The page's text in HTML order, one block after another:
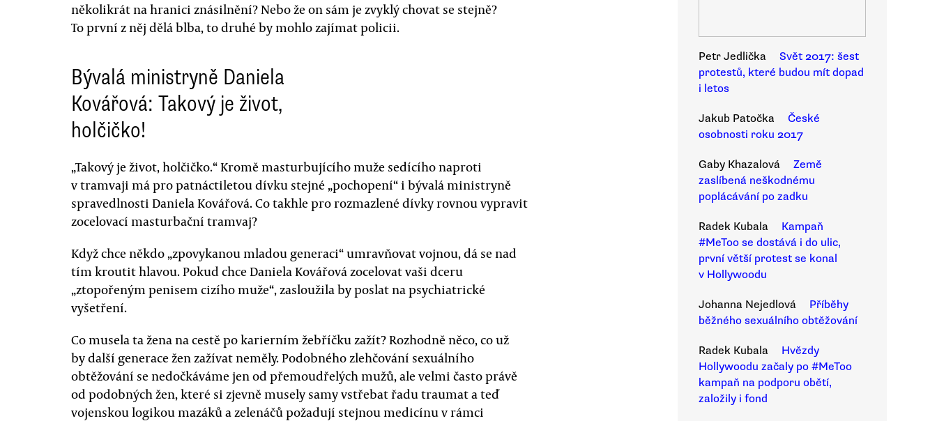
několikrát na hranici znásilnění? Nebo že on sám je zvyklý chovat se stejně?
To první z něj dělá blba, to druhé by mohlo zajímat policii.
Bývalá ministryně Daniela
Kovářová: Takový je život,
holčičko!
„Takový je život, holčičko.“ Kromě masturbujícího muže sedícího naproti
v tramvaji má pro patnáctiletou dívku stejné „pochopení“ i bývalá ministryně
spravedlnosti Daniela Kovářová. Co takhle pro rozmazlené dívky rovnou vypravit
zocelovací masturbační tramvaj?
Když chce někdo „zpovykanou mladou generaci“ umravňovat vojnou, dá se nad
tím kroutit hlavou. Pokud chce Daniela Kovářová zocelovat vaši dceru
„ztopořeným penisem cizího muže“, zasloužila by poslat na psychiatrické
vyšetření.
Co musela ta žena na cestě po karierním žebříčku zažít? Rozhodně něco, co už
by další generace žen zažívat neměly. Podobného zlehčování sexuálního
obtěžování se nedočkáváme jen od přemoudřelých mužů, ale velmi často právě
od podobných žen, které si zjevně musely samy vstřebat řadu traumat a teď
vojenskou logikou mazáků a zelenáčů požadují stejnou medicínu v rámci
Petr Jedlička
Svět 2017: šest
protestů, které budou mít dopad
i letos
Jakub Patočka
České
osobnosti roku 2017
Gaby Khazalová
Země
zaslíbená neškodnému
poplácávání po zadku
Radek Kubala
Kampaň
#MeToo se dostává i do ulic,
první větší protest se konal
v Hollywoodu
Johanna Nejedlová
Příběhy
běžného sexuálního obtěžování
Radek Kubala
Hvězdy
Hollywoodu začaly po #MeToo
kampaň na podporu obětí,
založily i fond